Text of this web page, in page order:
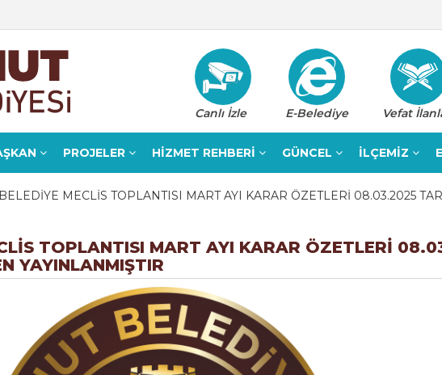
Canlı İzle E-Belediye Vefat
PROJELER HİZMET REHBERİ GÜNCEL İLÇEMİZ
MECLİS TOPLANTISI MART AYI KARAR ÖZETLERİ 08.03.2025
TOPLANTISI MART AYI KARAR ÖZETLERİ
YAYINLANMIŞTIR